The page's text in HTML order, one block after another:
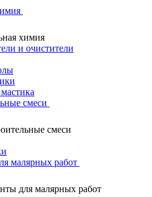
химия
и очистители
смеси
смеси
малярных работ
для малярных работ